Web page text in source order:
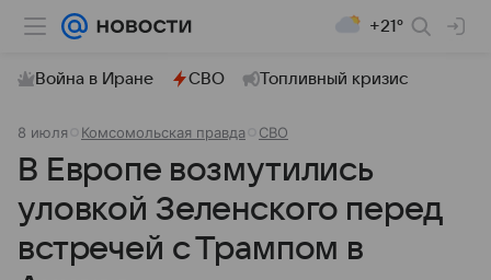
+21°
Война в Иране СВО Топливный кризис
8 июля Комсомольская правда СВО
В Европе возмутились
уловкой Зеленского перед
встречей с Трампом в